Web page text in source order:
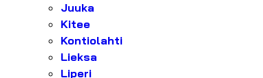
Juuka
Kitee
Kontiolahti
Lieksa
Liperi